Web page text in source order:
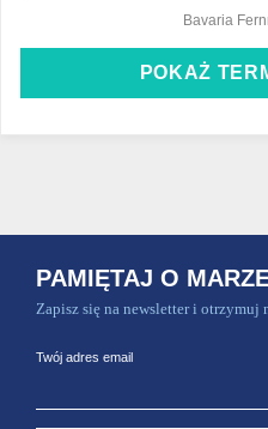
POKAŻ
Bavaria
PAMIĘTAJ O
Zapisz się na newsletter i otrzymuj
Twój adres email